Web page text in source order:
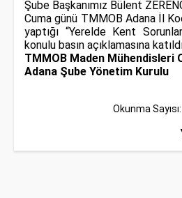
Şube Başkanımız Bülent
Cuma günü TMMOB Adana İl
yaptığı “Yerelde Kent
konulu basın açıklamasına
TMMOB Maden Mühendisleri
Adana Şube Yönetim Kurulu
Okunma